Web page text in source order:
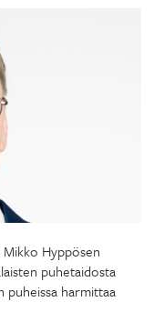
Hyppösen
puhetaidosta
puheissa harmittaa